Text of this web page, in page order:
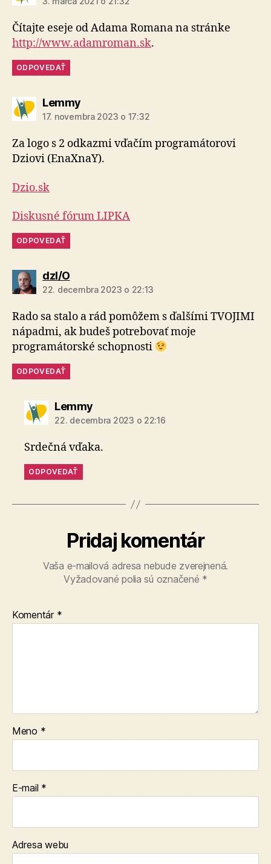
Čítajte eseje od Adama Romana na stránke
http://www.adamroman.sk.
ODPOVEDAŤ
Lemmyhovorí:
17. novembra 2023 o 17:32
Za logo s 2 odkazmi vďačím programátorovi
Dziovi (EnaXnaY).
Dzio.sk
Diskusné fórum LIPKA
ODPOVEDAŤ
dzI/Ohovorí:
22. decembra 2023 o 22:13
Rado sa stalo a rád pomôžem s ďalšími TVOJIMI
nápadmi, ak budeš potrebovať moje
programátorské schopnosti
ODPOVEDAŤ
Lemmyhovorí:
22. decembra 2023 o 22:16
Srdečná vďaka.
ODPOVEDAŤ
Pridaj komentár
Vaša e-mailová adresa nebude zverejnená.
Vyžadované polia sú označené *
Komentár *
Meno *
E-mail *
Adresa webu